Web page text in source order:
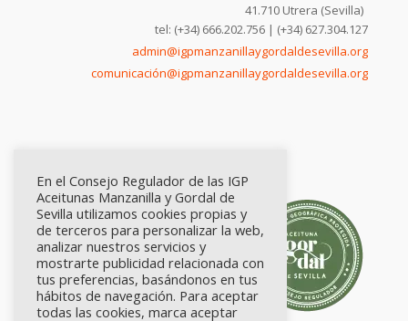
41.710 Utrera (Sevilla)
tel: (+34) 666.202.756 | (+34) 627.304.127
admin@igpmanzanillaygordaldesevilla.org
comunicación@igpmanzanillaygordaldesevilla.org
En el Consejo Regulador de las IGP
Aceitunas Manzanilla y Gordal de
Sevilla utilizamos cookies propias y
de terceros para personalizar la web,
analizar nuestros servicios y
mostrarte publicidad relacionada con
tus preferencias, basándonos en tus
hábitos de navegación. Para aceptar
todas las cookies, marca aceptar